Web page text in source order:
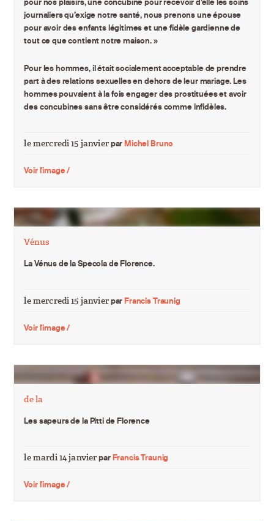
journaliers qu’exige notre santé, nous prenons une épouse
pour avoir des enfants légitimes et une fidèle gardienne de
tout ce que contient notre maison. »
Pour les hommes, il était socialement acceptable de prendre
part à des relations sexuelles en dehors de leur mariage. Les
hommes pouvaient à la fois engager des prostituées et avoir
des concubines sans être considérés comme infidèles.
le mercredi 15 janvierparMichel Bruno
Voir l'image /
Vénus
La Vénus de la Specola de Florence.
le mercredi 15 janvierparFrancis Traunig
Voir l'image /
de la
Les sapeurs de la Pitti de Florence
le mardi 14 janvierparFrancis Traunig
Voir l'image /